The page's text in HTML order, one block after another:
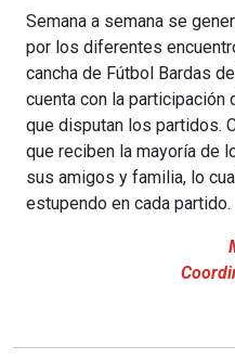
Semana a semana se
por los diferentes
cancha de Fútbol Bardas
cuenta con la participación
que disputan los partidos.
que reciben la mayoría de
sus amigos y familia, lo
estupendo en cada partido.